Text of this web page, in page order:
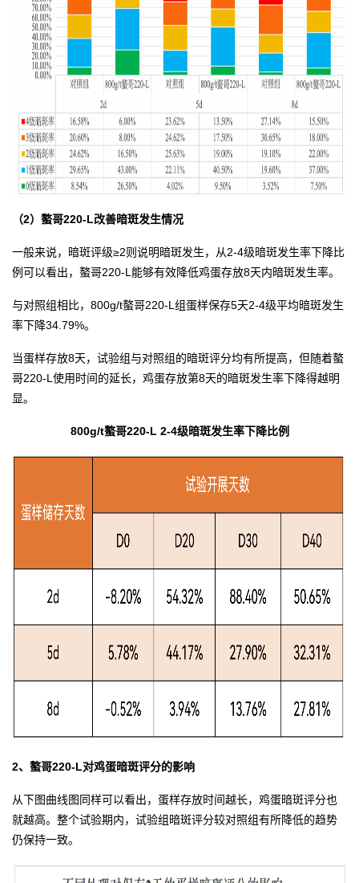
（2）螯哥220-L改善暗斑发生情况
一般来说，暗斑评级≥2则说明暗斑发生，从2-4级暗斑发生率下降比
例可以看出，螯哥220-L能够有效降低鸡蛋存放8天内暗斑发生率。
与对照组相比，800g/t螯哥220-L组蛋样保存5天2-4级平均暗斑发生
率下降34.79%。
当蛋样存放8天，试验组与对照组的暗斑评分均有所提高，但随着螯
哥220-L使用时间的延长，鸡蛋存放第8天的暗斑发生率下降得越明
显。
800g/t螯哥220-L 2-4级暗斑发生率下降比例
2、螯哥220-L对鸡蛋暗斑评分的影响
从下图曲线图同样可以看出，蛋样存放时间越长，鸡蛋暗斑评分也
就越高。整个试验期内，试验组暗斑评分较对照组有所降低的趋势
仍保持一致。